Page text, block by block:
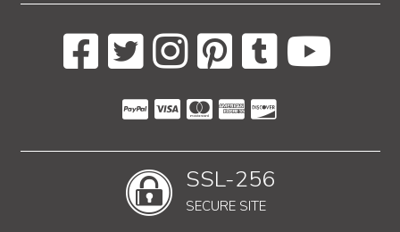
SSL-256
SECURE SITE